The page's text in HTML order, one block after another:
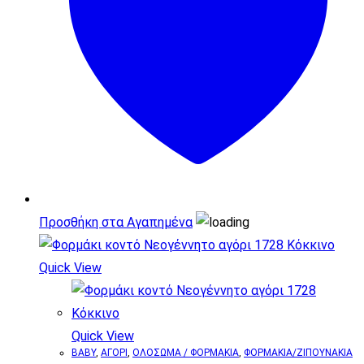
επιλεγούν
στη
Προσθήκη στα Αγαπημένα
Quick View
Quick View
BABY, ΑΓΟΡΙ , ΟΛΟΣΩΜΑ / ΦΟΡΜΑΚΙΑ, ΦΟΡΜΑΚΙΑ/ΖΙΠΟΥΝΑΚΙΑ